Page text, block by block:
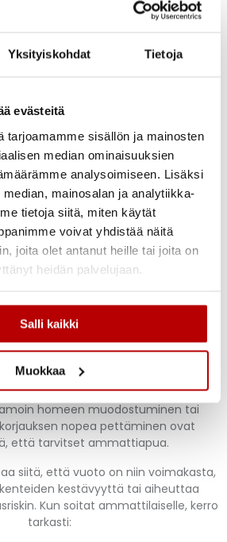
Yksityiskohdat Tietoja
evästeitä
tarjoamamme sisällön ja mainosten
median ominaisuuksien
analysoimiseen. Lisäksi
mainosalan ja analytiikka-
tietoja siitä, miten käytät
voivat yhdistää näitä
joita olet antanut heille tai joita on
heidän palvelujaan.
Salli kaikki
Muokkaa
varten tarvitset yleensä seuraavia
vedenkestävää teippiä,
järjestää mahdollisimman pian.
vuoto vaatii
ammattiapua?
vaativat välitöntä ammattiapua.
vettä tulee sisään useista kohdista,
eivät todennäköisesti riitä. Myös
viittaavat merkit, kuten katon
kutsumista.
-johtojen tai valaisimien lähelle,
alueelta välittömästi ja soita
homeen muodostuminen tai
nopea pettäminen ovat
että tarvitset ammattiapua.
siitä, että vuoto on niin voimakasta,
kestävyyttä tai aiheuttaa
Kun soitat ammattilaiselle, kerro
tarkasti: